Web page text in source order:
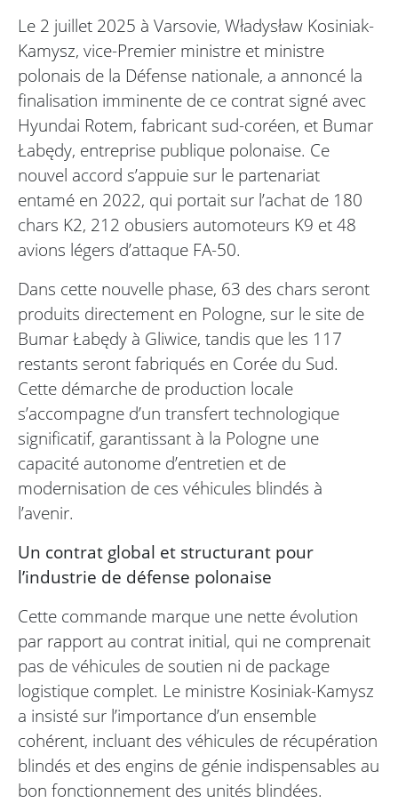
Le 2 juillet 2025 à Varsovie, Władysław Kosiniak-
Kamysz, vice-Premier ministre et ministre
polonais de la Défense nationale, a annoncé la
finalisation imminente de ce contrat signé avec
Hyundai Rotem, fabricant sud-coréen, et Bumar
Łabędy, entreprise publique polonaise. Ce
nouvel accord s’appuie sur le partenariat
entamé en 2022, qui portait sur l’achat de 180
chars K2, 212 obusiers automoteurs K9 et 48
avions légers d’attaque FA-50.
Dans cette nouvelle phase, 63 des chars seront
produits directement en Pologne, sur le site de
Bumar Łabędy à Gliwice, tandis que les 117
restants seront fabriqués en Corée du Sud.
Cette démarche de production locale
s’accompagne d’un transfert technologique
significatif, garantissant à la Pologne une
capacité autonome d’entretien et de
modernisation de ces véhicules blindés à
l’avenir.
Un contrat global et structurant pour
l’industrie de défense polonaise
Cette commande marque une nette évolution
par rapport au contrat initial, qui ne comprenait
pas de véhicules de soutien ni de package
logistique complet. Le ministre Kosiniak-Kamysz
a insisté sur l’importance d’un ensemble
cohérent, incluant des véhicules de récupération
blindés et des engins de génie indispensables au
bon fonctionnement des unités blindées.